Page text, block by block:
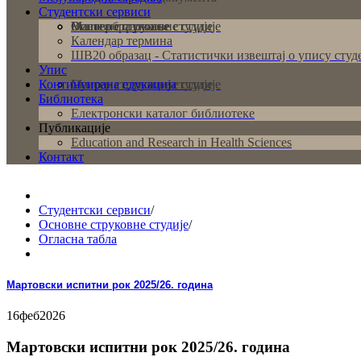
Студентски сервиси
Основне струковне студије
Мастер струковне студије
Више образовање
Календар термина
ШВ20 образац - Статистички извештај о упису
Упис
Основне струковне студије
Мастер струковне студије
Континуирана едукација
Библиотека
Електронски каталог библиотеке
Публикације
Education and Research in Health Sciences
Контакт
Студентски сервиси/
Основне струковне студије/
Огласна табла
Мартовски испитни рок 2025/26. година
16феб2026
Мартовски испитни рок 2025/26. година